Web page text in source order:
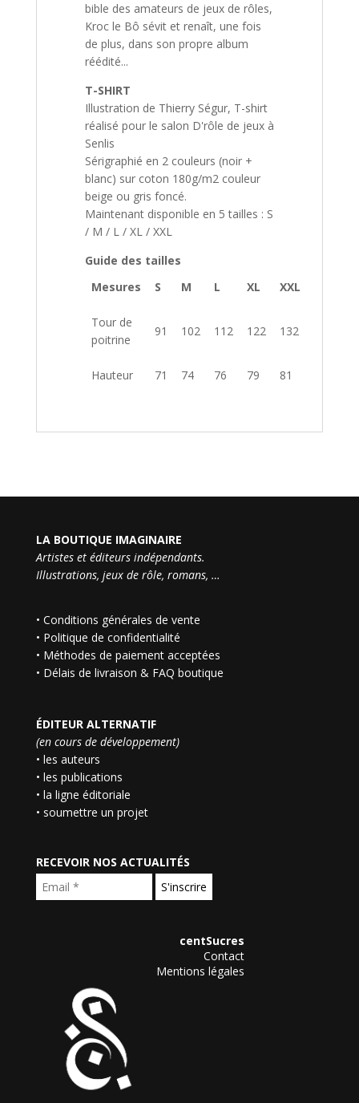
bible des amateurs de jeux de rôles,
Kroc le Bô sévit et renaît, une fois
de plus, dans son propre album
réédité...
T-SHIRT
Illustration de Thierry Ségur, T-shirt
réalisé pour le salon D'rôle de jeux à
Senlis
Sérigraphié en 2 couleurs (noir +
blanc) sur coton 180g/m2 couleur
beige ou gris foncé.
Maintenant disponible en 5 tailles : S
/ M / L / XL / XXL
Guide des tailles
Mesures
S M L XL XXL
Tour de
poitrine
91 102 112 122 132
Hauteur 71 74 76 79 81
LA BOUTIQUE IMAGINAIRE
Artistes et éditeurs indépendants.
Illustrations, jeux de rôle, romans, …
• Conditions générales de vente
• Politique de confidentialité
• Méthodes de paiement acceptées
• Délais de livraison & FAQ boutique
ÉDITEUR ALTERNATIF
(en cours de développement)
• les auteurs
• les publications
• la ligne éditoriale
• soumettre un projet
RECEVOIR NOS ACTUALITÉS
centSucres
Contact
Mentions légales